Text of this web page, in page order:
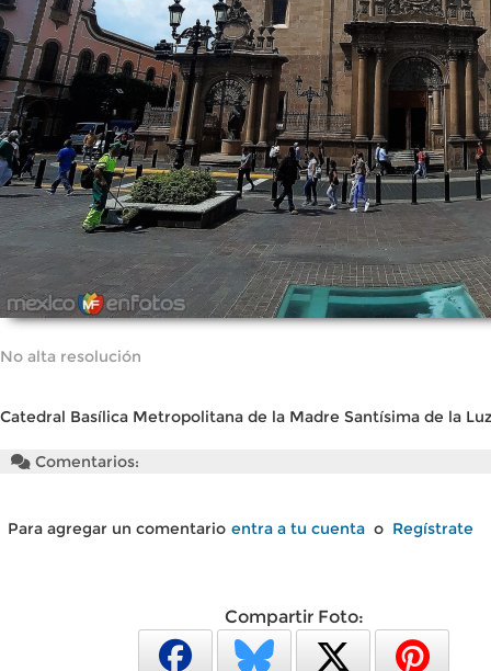
No alta resolución
Catedral Basílica Metropolitana de la Madre Santísima de la
Comentarios:
Para agregar un comentario entra a tu cuenta o Regístrate
Compartir Foto: